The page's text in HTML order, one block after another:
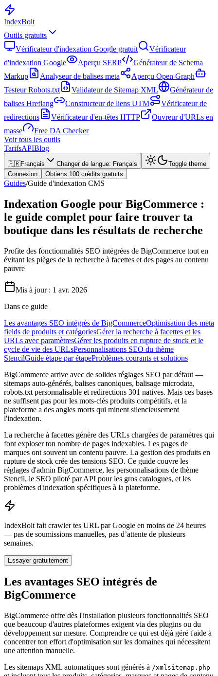
IndexBolt
Outils gratuits
Vérificateur d'indexation Google gratuit
Vérificateur
d'indexation Google
Aperçu SERP
Générateur de Schema
Markup
Analyseur de balises meta
Aperçu Open Graph
Testeur Robots.txt
Validateur de Sitemap XML
Générateur de
balises Hreflang
Constructeur de liens UTM
Vérificateur de
redirections
Vérificateur d'en-têtes HTTP
Ouvreur d'URLs en
masse
Free DA Checker
Voir tous les outils
TarifsAPIBlog
🇫🇷Français Changer de langue: Français
Toggle theme
Connexion
Obtiens 100 crédits gratuits
Guides/Guide d'indexation CMS
Indexation Google pour BigCommerce :
le guide complet pour faire trouver ta
boutique dans les résultats de recherche
Profite des fonctionnalités SEO intégrées de BigCommerce tout en
évitant les pièges de la recherche à facettes et des pages au contenu
pauvre
Mis à jour : 1 avr. 2026
Dans ce guide
Les avantages SEO intégrés de BigCommerceOptimisation des meta
fields de produits et catégoriesGérer la recherche à facettes et les
URLs avec paramètresGérer les produits en rupture de stock et le
cycle de vie des URLsPersonnalisations SEO du thème
StencilGuide étape par étapeProblèmes courants et solutions
BigCommerce arrive avec de solides réglages SEO par défaut —
sitemaps auto-générés, balises canoniques, balisage microdata,
robots.txt personnalisable et redirections 301 natives. Mais ces bases
ne suffisent pas pour les mots-clés produits compétitifs, et la
plateforme a des angles morts qui minent silencieusement
l'indexation.
La recherche à facettes génère des URLs chargées de paramètres qui
font exploser ton nombre de pages indexables. Les pages de
marques ont souvent un contenu pauvre. La gestion des produits en
rupture de stock crée des tensions SEO. Ce guide couvre les
réglages d'admin BigCommerce, les personnalisations de thème
Stencil, le SEO piloté par API pour les gros catalogues, et les
problèmes d'indexation spécifiques à la plateforme.
IndexBolt fait crawler tes URL par Google en moins de 24 heures
— pas de soumissions manuelles, pas d’attente de plusieurs
semaines.
Essayer gratuitement
Les avantages SEO intégrés de
BigCommerce
BigCommerce offre dès l'installation plusieurs fonctionnalités SEO
que beaucoup d'autres plateformes exigent via des plugins ou du
développement sur mesure. Comprendre ce qui est déjà géré t'aide à
concentrer ton effort d'optimisation sur les domaines qui nécessitent
une attention manuelle.
Les sitemaps XML automatiques sont générés à /xmlsitemap.php